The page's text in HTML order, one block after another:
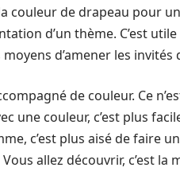
couleur de drapeau pour un
d’un thème. C’est
d’amener les
de couleur. Ce
une couleur, c’est plus
c’est plus aisé de faire
allez découvrir, c’est la